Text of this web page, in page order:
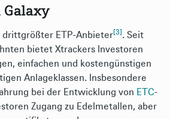
Galaxy
drittgrößter ETP-Anbieter[3] . Seit
bietet Xtrackers Investoren
einfachen und kostengünstigen
Anlageklassen. Insbesondere
bei der Entwicklung von ETC-
Zugang zu Edelmetallen, aber